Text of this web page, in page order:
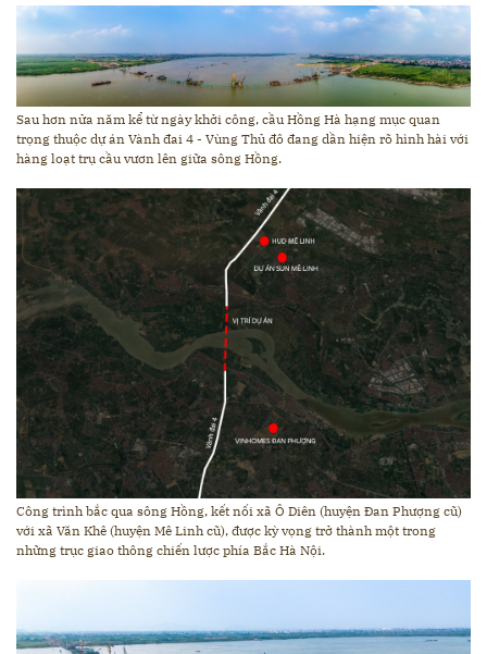
Sau hơn nửa năm kể từ ngày khởi công, cầu Hồng Hà hạng mục quan
trọng thuộc dự án Vành đai 4 - Vùng Thủ đô đang dần hiện rõ hình hài với
hàng loạt trụ cầu vươn lên giữa sông Hồng.
Công trình bắc qua sông Hồng, kết nối xã Ô Diên (huyện Đan Phượng cũ)
với xã Văn Khê (huyện Mê Linh cũ), được kỳ vọng trở thành một trong
những trục giao thông chiến lược phía Bắc Hà Nội.